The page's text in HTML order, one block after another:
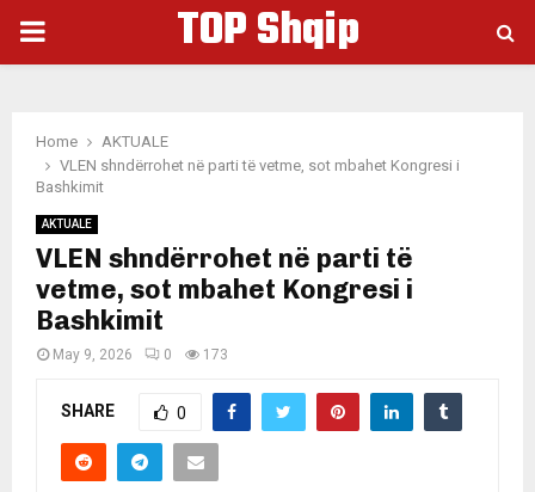
PRIMARY
TOP Shqip
Home
AKTUALE
VLEN shndërrohet në parti të vetme, sot mbahet Kongresi i
Bashkimit
AKTUALE
VLEN shndërrohet në parti të
vetme, sot mbahet Kongresi i
Bashkimit
May 9, 2026 0 173
SHARE 0